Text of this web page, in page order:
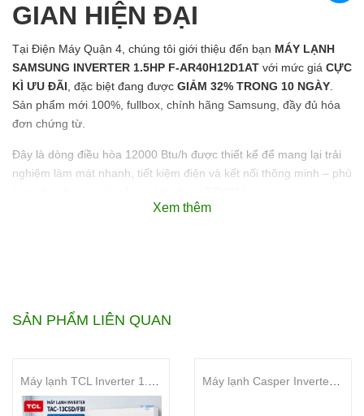
GIAN HIỆN ĐẠI
Tại Điện Máy Quận 4, chúng tôi giới thiệu đến bạn MÁY LẠNH
SAMSUNG INVERTER 1.5HP F-AR40H12D1AT với mức giá CỰC
KÌ ƯU ĐÃI , đặc biệt đang được GIẢM 32% TRONG 10 NGÀY
Sản phẩm mới 100%, fullbox, chính hãng Samsung, đầy đủ hóa
đơn chứng từ.
Đây là dòng điều hòa 12000 Btu/h được thiết kế để mang lại trải
nghiệm làm mát nhanh, tiết kiệm điện và kết nối thông minh – phù
để tối ưu hiệu suất làm mát và độ bền lâu dài.
Thông tin nhanh MÁY
Xem thêm
SẢN PHẨM LIÊN QUAN